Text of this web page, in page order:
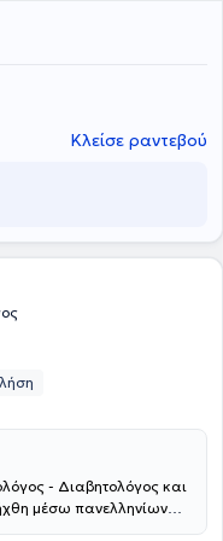
Ειδικός Παθολόγος στο
στο Κ.Α.Π.Η
Κλείσε ραντεβού
- Διαβητολόγος και
μέσω πανελληνίων